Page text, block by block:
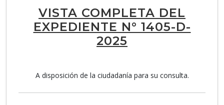
VISTA COMPLETA DEL
EXPEDIENTE N° 1405-D-
2025
A disposición de la ciudadanía para su consulta.